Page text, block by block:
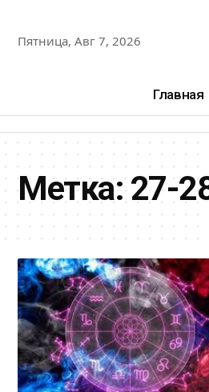
Пятница, Авг 7, 2026
Главная
Метка:27-